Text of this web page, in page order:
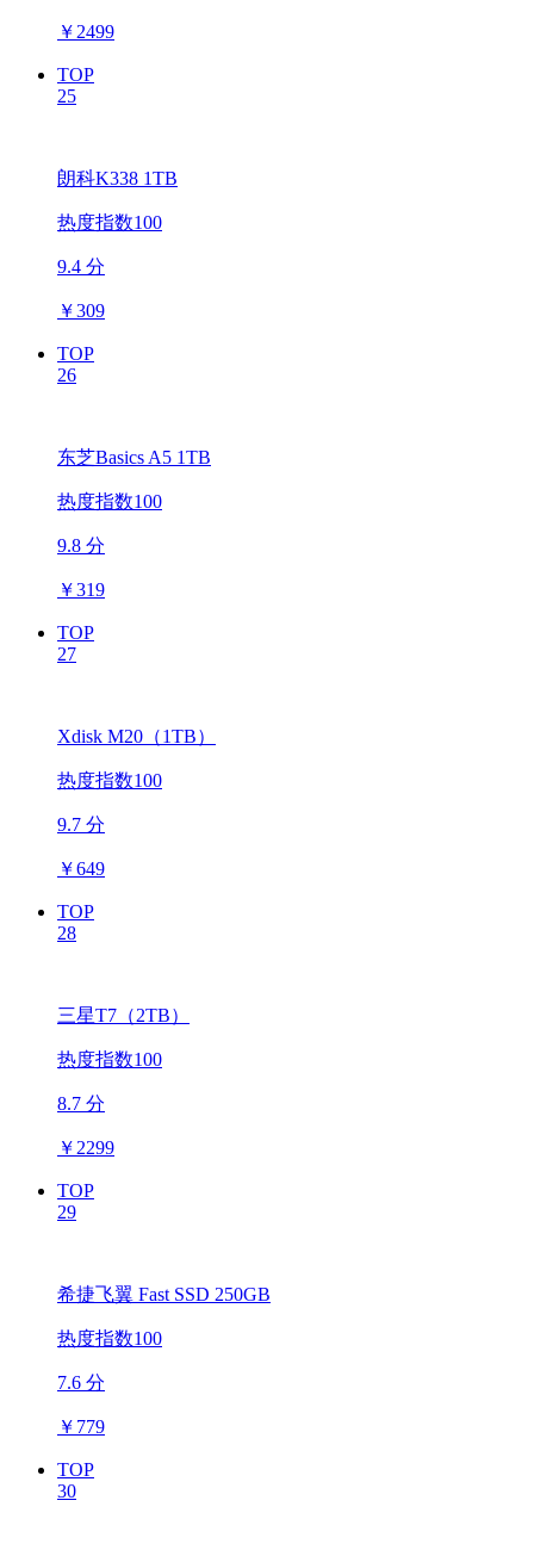
￥ 2499
TOP
25
朗科K338 1TB
热度指数100
9.4 分
￥309
TOP
26
东芝Basics A5 1TB
热度指数100
9.8 分
￥319
TOP
27
Xdisk M20（1TB）
热度指数100
9.7 分
￥649
TOP
28
三星T7（2TB）
热度指数100
8.7 分
￥ 2299
TOP
29
希捷飞翼 Fast SSD 250GB
热度指数100
7.6 分
￥ 779
TOP
30